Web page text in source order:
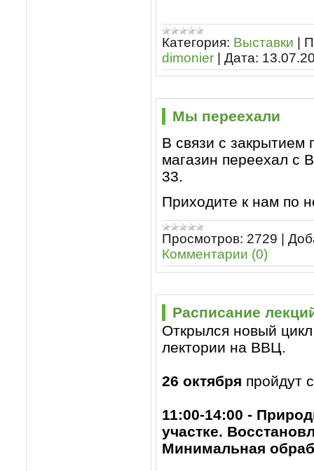
Категория: Выставки
dimonier
Дата:
Мы переехали
В связи с закрытием
магазин переехал с
33.
Приходите к нам по
Просмотров: 2729
Комментарии (0)
Расписание
Открылся новый
лектории на ВВЦ.
26 октября пройдут
11:00-14:00 -
участке.
Минимальная